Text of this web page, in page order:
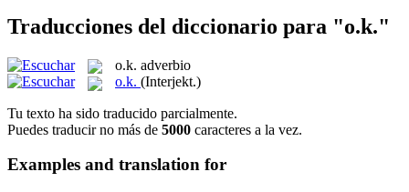
Traducciones del diccionario para "o.k."
o.k. adverbio
o.k. (Interjekt.)
Tu texto ha sido traducido parcialmente.
Puedes traducir no más de 5000 caracteres a la vez.
Examples and translation for